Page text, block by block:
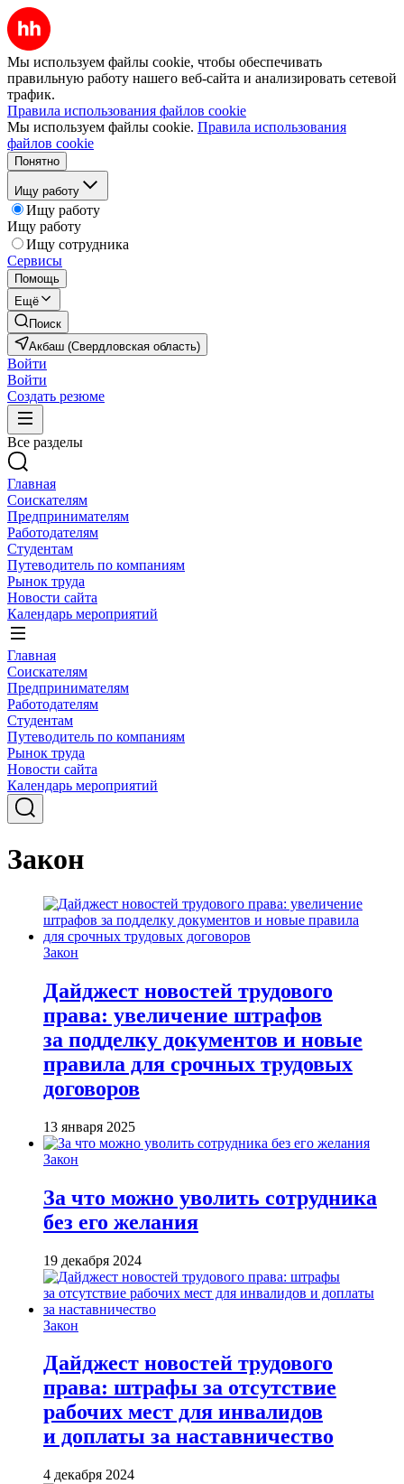
Мы используем файлы cookie, чтобы обеспечивать
правильную работу нашего веб-сайта и анализировать сетевой
трафик.
Правила использования файлов cookie
Мы используем файлы cookie. Правила использования
файлов cookie
Понятно
Ищу работу
Ищу работу
Ищу работу
Ищу сотрудника
Сервисы
Помощь
Ещё
Поиск
Акбаш (Свердловская область)
Войти
Войти
Создать резюме
Все разделы
Главная
Соискателям
Предпринимателям
Работодателям
Студентам
Путеводитель по компаниям
Рынок труда
Новости сайта
Календарь мероприятий
Главная
Соискателям
Предпринимателям
Работодателям
Студентам
Путеводитель по компаниям
Рынок труда
Новости сайта
Календарь мероприятий
Закон
Закон
Дайджест новостей трудового
права: увеличение штрафов
за подделку документов и новые
правила для срочных трудовых
договоров
13 января 2025
Закон
За что можно уволить сотрудника
без его желания
19 декабря 2024
Закон
Дайджест новостей трудового
права: штрафы за отсутствие
рабочих мест для инвалидов
и доплаты за наставничество
4 декабря 2024